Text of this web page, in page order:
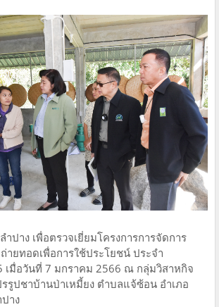
ปาง เพื่อตรวจเยี่ยมโครงการการจัดการ
ายทอดเพื่อการใช้ประโยชน์ ประจำ
มื่อวันที่ 7 มกราคม 2566 ณ กลุ่มวิสาหกิจ
ปชาบ้านป่าเหมี้ยง ตำบลแจ้ซ้อน อำเภอ
าง